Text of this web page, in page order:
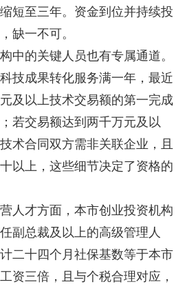
短至三年。资金到位并持续投
缺一不可。
的关键人员也有专属通道。
技成果转化服务满一年，最近
及以上技术交易额的第一完成
若交易额达到两千万元及以
术合同双方需非关联企业，且
以上，这些细节决定了资格的
才方面，本市创业投资机构
副总裁及以上的高级管理人
二十四个月社保基数等于本市
资三倍，且与个税合理对应，